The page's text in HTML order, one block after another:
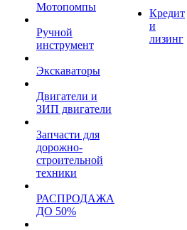
Мотопомпы
Ручной
инструмент
Экскаваторы
Двигатели и
ЗИП двигатели
Запчасти для
дорожно-
строительной
техники
РАСПРОДАЖА
ДО 50%
Кредит
и
лизинг